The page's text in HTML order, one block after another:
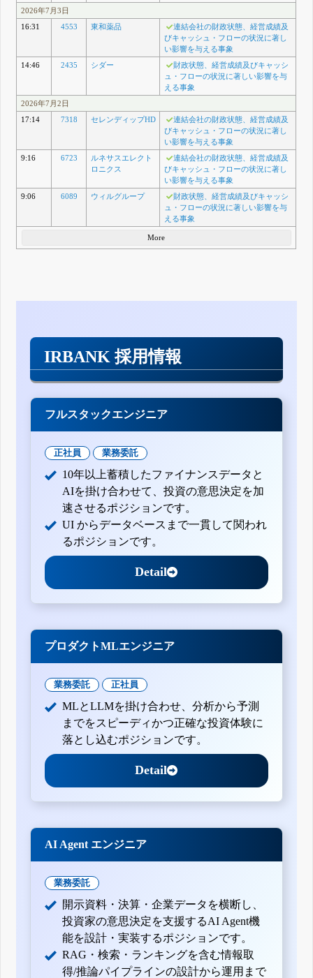
2026年7月3日
16:31
4553 東和薬品
連結会社の財政状態、経営成績及
びキャッシュ・フローの状況に著し
い影響を与える事象
14:46
2435 シダー
財政状態、経営成績及びキャッシ
ュ・フローの状況に著しい影響を与
える事象
2026年7月2日
17:14
7318 セレンディップHD
連結会社の財政状態、経営成績及
びキャッシュ・フローの状況に著し
い影響を与える事象
9:16
6723
ルネサスエレクト
ロニクス
連結会社の財政状態、経営成績及
びキャッシュ・フローの状況に著し
い影響を与える事象
9:06
6089 ウィルグループ
財政状態、経営成績及びキャッシ
ュ・フローの状況に著しい影響を与
える事象
More
IRBANK 採用情報
フルスタックエンジニア
正社員 業務委託
10年以上蓄積したファイナンスデータと
AIを掛け合わせて、投資の意思決定を加
速させるポジションです。
UI からデータベースまで一貫して関われ
るポジションです。
Detail
プロダクトMLエンジニア
業務委託 正社員
MLとLLMを掛け合わせ、分析から予測
までをスピーディかつ正確な投資体験に
落とし込むポジションです。
Detail
AI Agent エンジニア
業務委託
開示資料・決算・企業データを横断し、
投資家の意思決定を支援するAI Agent機
能を設計・実装するポジションです。
RAG・検索・ランキングを含む情報取
得/推論パイプラインの設計から運用まで